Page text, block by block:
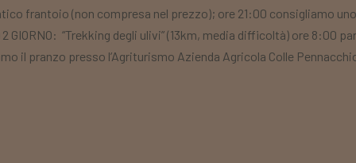
frantoio (non compresa nel prezzo); ore 21:00 consigliamo
GIORNO: “Trekking degli ulivi” (13km, media difficoltà) ore 8:00
il pranzo presso l’Agriturismo Azienda Agricola Colle